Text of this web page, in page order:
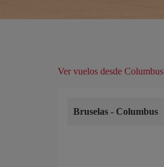
Ver vuelos desde Columbus
Bruselas - Columbus